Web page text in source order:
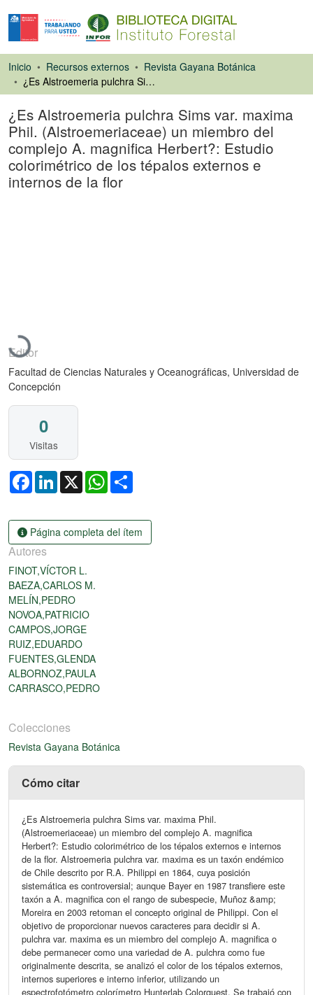
Inicio Recursos externos
Revista Gayana Botánica
¿Es Alstroemeria pulchra Sims var. maxima Phil. (Alstroemeriaceae) un miembro del complejo A. magnifica Herbert?: Estudio colorimétrico de los tépalos externos e internos de la flor
¿Es Alstroemeria pulchra Sims var. maxima
Phil. (Alstroemeriaceae) un miembro del
complejo A. magnifica Herbert?: Estudio
colorimétrico de los tépalos externos e
internos de la flor
Cargando...
Editor
Facultad de Ciencias Naturales y Oceanográficas, Universidad de
Concepción
0
Visitas
FacebookLinkedIn
X WhatsApp
Página completa del ítem
Autores
FINOT,VÍCTOR L.
BAEZA,CARLOS M.
MELÍN,PEDRO
NOVOA,PATRICIO
CAMPOS,JORGE
RUIZ,EDUARDO
FUENTES,GLENDA
ALBORNOZ,PAULA
CARRASCO,PEDRO
Colecciones
Revista Gayana Botánica
Cómo citar
¿Es Alstroemeria pulchra Sims var. maxima Phil.
(Alstroemeriaceae) un miembro del complejo A. magnifica
Herbert?: Estudio colorimétrico de los tépalos externos e internos
de la flor. Alstroemeria pulchra var. maxima es un taxón endémico
de Chile descrito por R.A. Philippi en 1864, cuya posición
sistemática es controversial; aunque Bayer en 1987 transfiere este
taxón a A. magnifica con el rango de subespecie, Muñoz &amp;
Moreira en 2003 retoman el concepto original de Philippi. Con el
objetivo de proporcionar nuevos caracteres para decidir si A.
pulchra var. maxima es un miembro del complejo A. magnifica o
debe permanecer como una variedad de A. pulchra como fue
originalmente descrita, se analizó el color de los tépalos externos,
internos superiores e interno inferior, utilizando un
espectrofotómetro colorímetro Hunterlab Colorquest. Se trabajó con